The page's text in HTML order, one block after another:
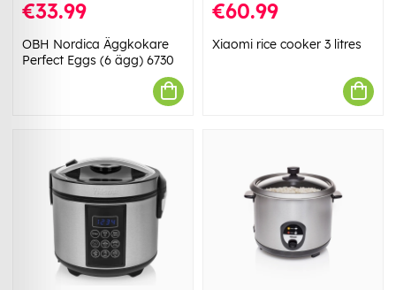
€33.99
OBH Nordica Äggkokare
Perfect Eggs (6 ägg) 6730
€60.99
Xiaomi rice cooker 3 litres